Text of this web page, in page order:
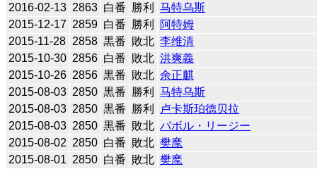
2016-02-13 2863 白番 勝利
马特乌斯
2015-12-17 2859 白番 勝利
阿特姆
2015-11-28 2858 黒番 敗北 李维清
2015-10-30 2856 白番 敗北 洪爽義
2015-10-26 2856 黒番 敗北 余正麒
2015-08-03 2850 黒番 勝利
马特乌斯
2015-08-03 2850 黒番 勝利
卢卡斯珀德贝拉
2015-08-03 2850 黒番 敗北 パボル・リージー
2015-08-02 2850 白番 敗北 樊麾
2015-08-01 2850 白番 敗北 樊麾